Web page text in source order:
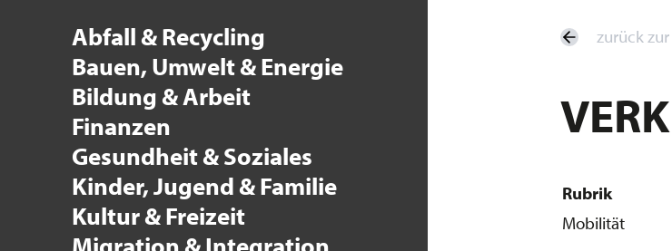
Abfall & Recycling
Bauen, Umwelt & Energie
Bildung & Arbeit
Finanzen
Gesundheit & Soziales
Kinder, Jugend & Familie
Kultur & Freizeit
zurück
Rubrik
Mobilität